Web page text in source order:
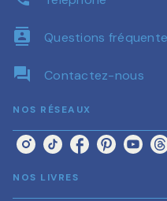
contacts Questions
question_answer Contactez-nous
NOS RÉSEAUX
NOS LIVRES